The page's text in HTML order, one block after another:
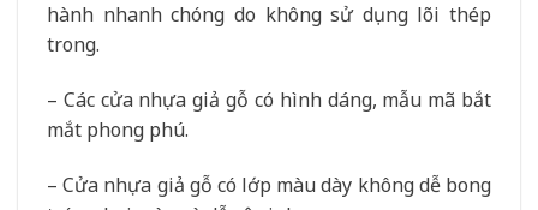
hành nhanh chóng do không sử dụng lõi thép
trong.
– Các cửa nhựa giả gỗ có hình dáng, mẫu mã bắt
mắt phong phú.
– Cửa nhựa giả gỗ có lớp màu dày không dễ bong